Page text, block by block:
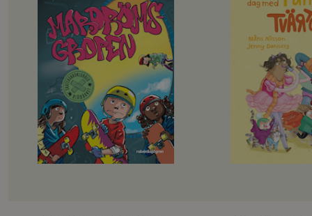
Rillo och hans kompisar i
Skateboardklubben Blåmärket har
en plan: att bli stans coolaste
skejtare. De har gjort en lista på
svåra skejtgrejer som de måste klara
av, målet är att till sist klara av
Mardrömsgropen, skateparkens
största utmaning. Problemet är
bara att ingen av dem riktigt vågar
… Samtidigt dyker en tjej på
sparkcykel upp i kvarteret. Hon
plaskar genom vattenpölar, skrattar
högt och verkar ha hur roligt som
Det här är familjen
en helt vanlig
kalsongerna
precis som alla
och då ska
riktigt roligt,
Det blir
skriker
badhuset och
Okej, suckar
måste föräldrarna
jacka, och det tar
badhuset måste